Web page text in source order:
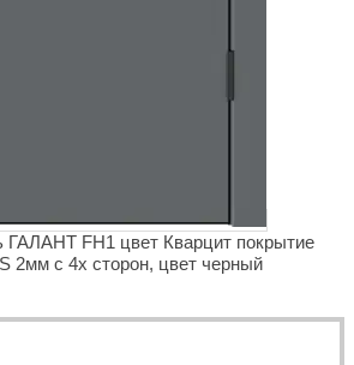
ГАЛАНТ FH1 цвет Кварцит покрытие
2мм с 4х сторон, цвет черный